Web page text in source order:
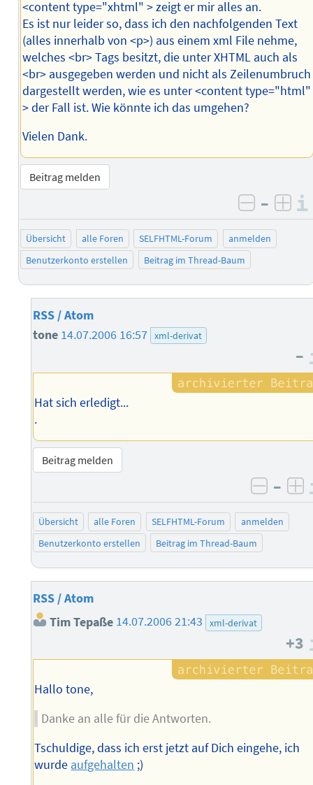
<content type="xhtml" > zeigt er mir alles an.
Es ist nur leider so, dass ich den nachfolgenden Text
(alles innerhalb von <p>) aus einem xml File nehme,
welches <br> Tags besitzt, die unter XHTML auch als
<br> ausgegeben werden und nicht als Zeilenumbruch
dargestellt werden, wie es unter <content type="html"
> der Fall ist. Wie könnte ich das umgehen?
Vielen Dank.
Beitrag melden
negativ
–
Übersicht alle Foren SELFHTML-Forum
anmelden
Benutzerkonto erstellen
Beitrag im Thread-Baum
RSS / Atom
tone 14.07.2006 16:57 xml-derivat
–
Hat sich erledigt...
.
Beitrag melden
–
Übersicht alle Foren SELFHTML-Forum
anmelden
Benutzerkonto erstellen
Beitrag im Thread-Baum
RSS / Atom
Tim Tepaße 14.07.2006 21:43 xml-derivat
+3
Hallo tone,
Danke an alle für die Antworten.
Tschuldige, dass ich erst jetzt auf Dich eingehe, ich
wurde aufgehalten ;)